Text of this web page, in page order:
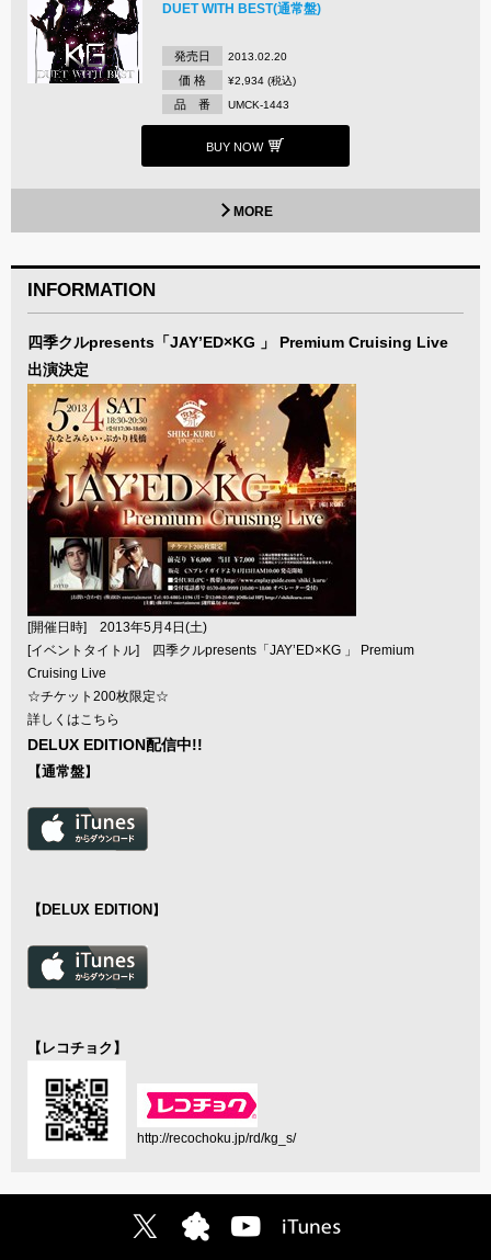
DUET WITH BEST(通常盤)
発売日 2013.02.20
価 格 ¥2,934 (税込)
品 番 UMCK-1443
BUY NOW
MORE
INFORMATION
四季クルpresents「JAY’ED×KG 」 Premium Cruising Live
出演決定
[開催日時] 2013年5月4日(土)
[イベントタイトル] 四季クルpresents「JAY’ED×KG 」 Premium
Cruising Live
☆チケット200枚限定☆
詳しくはこちら
DELUX EDITION配信中!!
【通常盤】
【DELUX EDITION 】
【レコチョク】
http://recochoku.jp/rd/kg_s/